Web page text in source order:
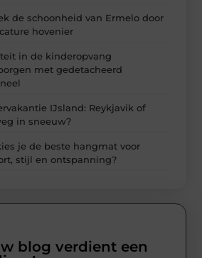
de schoonheid van Ermelo door
hovenier
in de kinderopvang
met gedetacheerd
IJsland: Reykjavik of
in sneeuw?
je de beste hangmat voor
stijl en ontspanning?
blog verdient een